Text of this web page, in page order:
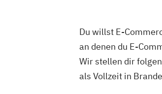
Du willst E-
an denen du E-
Wir stellen dir
als Vollzeit in